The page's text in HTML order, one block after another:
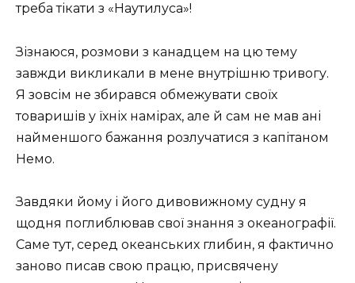
треба тікати з «Наутилуса»!
Зізнаюся, розмови з канадцем на цю тему
завжди викликали в мене внутрішню тривогу.
Я зовсім не збирався обмежувати своїх
товаришів у їхніх намірах, але й сам не мав ані
найменшого бажання розлучатися з капітаном
Немо.
Завдяки йому і його дивовижному судну я
щодня поглиблював свої знання з океанографії.
Саме тут, серед океанських глибин, я фактично
заново писав свою працю, присвячену